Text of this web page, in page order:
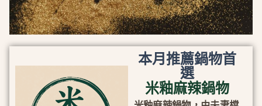
本月推薦鍋物首
選
米釉麻辣鍋物